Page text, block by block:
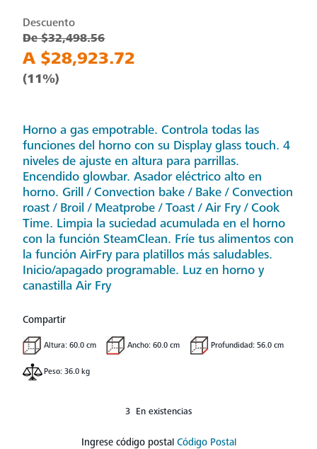
Descuento
De $32,498.56
A $28,923.72
(11%)
Horno a gas empotrable. Controla todas las
funciones del horno con su Display glass touch. 4
niveles de ajuste en altura para parrillas.
Encendido glowbar. Asador eléctrico alto en
horno. Grill / Convection bake / Bake / Convection
roast / Broil / Meatprobe / Toast / Air Fry / Cook
Time. Limpia la suciedad acumulada en el horno
con la función SteamClean. Fríe tus alimentos con
la función AirFry para platillos más saludables.
Inicio/apagado programable. Luz en horno y
canastilla Air Fry
Compartir
Altura: 60.0 cm Ancho: 60.0 cm Profundidad: 56.0 cm
Peso: 36.0 kg
3 En existencias
Ingrese código postal Código Postal